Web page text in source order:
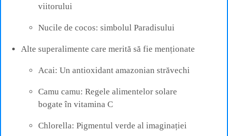
viitorului
Nucile de cocos: simbolul Paradisului
Alte superalimente care merită să fie menționate
Acai: Un antioxidant amazonian străvechi
Camu camu: Regele alimentelor solare
bogate în vitamina C
Chlorella: Pigmentul verde al imaginației